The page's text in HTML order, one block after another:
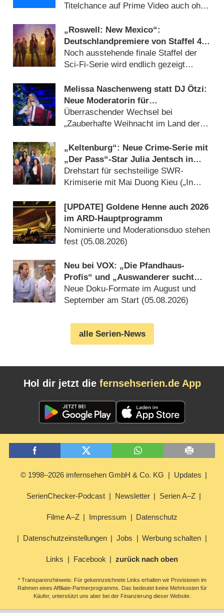
Titelchance auf Prime Video auch ohne
„Roswell: New Mexico“:
Deutschlandpremiere von Staffel 4
wird tief in der Nacht versteckt
Noch ausstehende finale Staffel der
Sci-Fi-Serie wird endlich gezeigt
Melissa Naschenweng statt DJ Ötzi:
Neue Moderatorin für
Weihnachtsshow von ORF und BR
Überraschender Wechsel bei
„Zauberhafte Weihnacht im Land der
„Keltenburg“: Neue Crime-Serie mit
„Der Pass“-Star Julia Jentsch in
Arbeit
Drehstart für sechsteilige SWR-
Krimiserie mit Mai Duong Kieu („In
[UPDATE] Goldene Henne auch 2026
im ARD-Hauptprogramm
Nominierte und Moderationsduo stehen
fest (05.08.2026)
Neu bei VOX: „Die Pfandhaus-
Profis“ und „Auswanderer sucht
Liebe“
Neue Doku-Formate im August und
September am Start (05.08.2026)
alle Serien-News
Hol dir jetzt die fernsehserien.de App
© 1998–2026 imfernsehen GmbH & Co. KG Updates
SerienChecker-Podcast Newsletter Serien A–Z
Filme A–Z Impressum Datenschutz
Datenschutzeinstellungen Jobs Werbung schalten
Links Facebook zurück nach oben
* Transparenzhinweis: Für gekennzeichnete Links erhalten wir Provisionen im
Rahmen eines Affiliate-Partnerprogramms. Das bedeutet keine Mehrkosten für
Käufer, unterstützt uns aber bei der Finanzierung dieser Website.